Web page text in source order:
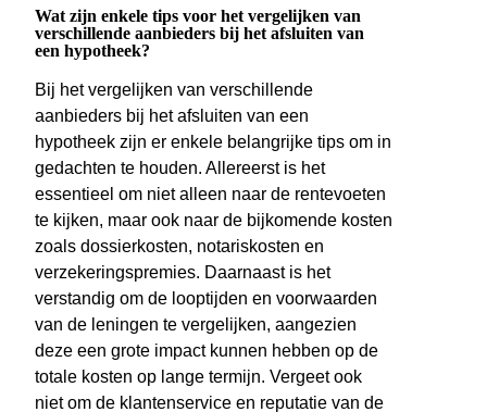
Wat zijn enkele tips voor het vergelijken van
verschillende aanbieders bij het afsluiten van
een hypotheek?
Bij het vergelijken van verschillende
aanbieders bij het afsluiten van een
hypotheek zijn er enkele belangrijke tips om in
gedachten te houden. Allereerst is het
essentieel om niet alleen naar de rentevoeten
te kijken, maar ook naar de bijkomende kosten
zoals dossierkosten, notariskosten en
verzekeringspremies. Daarnaast is het
verstandig om de looptijden en voorwaarden
van de leningen te vergelijken, aangezien
deze een grote impact kunnen hebben op de
totale kosten op lange termijn. Vergeet ook
niet om de klantenservice en reputatie van de